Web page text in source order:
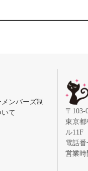
ンバーズ制
て
〒103-
東京都
ル11F
電話番
営業時